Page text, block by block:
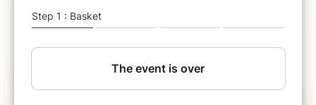
représentation des artistes-interprètes face aux
également les leviers de soutien aux projets
***